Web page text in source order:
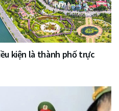
kiện là thành phố trực